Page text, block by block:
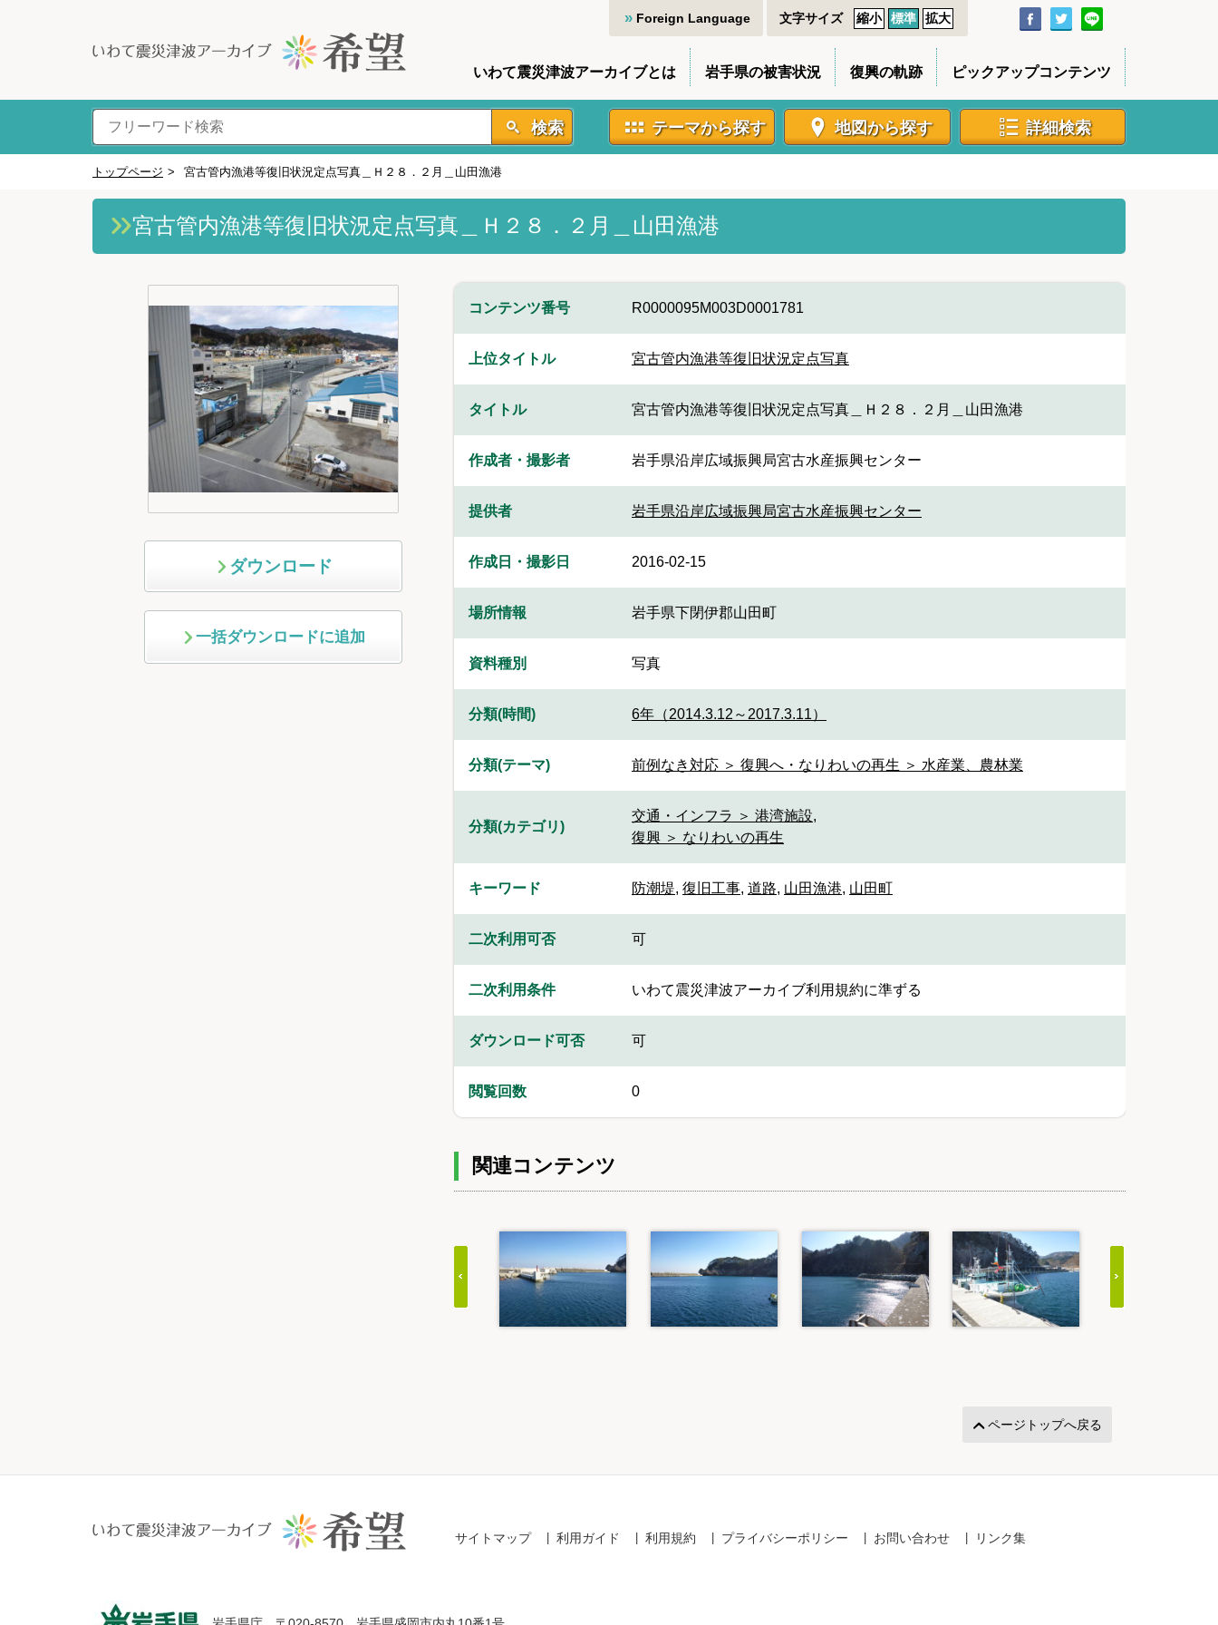
Foreign Language 文字サイズ 縮小 標準 拡大
いわて震災津波アーカイブとは 岩手県の被害状況 復興の軌跡 ピックアップコンテンツ
検索 テーマから探す 地図から探す 詳細検索
トップページ > 宮古管内漁港等復旧状況定点写真＿Ｈ２８．２月＿山田漁港
宮古管内漁港等復旧状況定点写真＿Ｈ２８．２月＿山田漁港
ダウンロード
一括ダウンロードに追加
コンテンツ番号 R0000095M003D0001781
上位タイトル 宮古管内漁港等復旧状況定点写真
タイトル 宮古管内漁港等復旧状況定点写真＿Ｈ２８．２月＿山田漁港
作成者・撮影者 岩手県沿岸広域振興局宮古水産振興センター
提供者 岩手県沿岸広域振興局宮古水産振興センター
作成日・撮影日 2016-02-15
場所情報 岩手県下閉伊郡山田町
資料種別 写真
分類(時間) 6年（2014.3.12～2017.3.11）
分類(テーマ) 前例なき対応 ＞ 復興へ・なりわいの再生 ＞ 水産業、農林業
分類(カテゴリ)
交通・インフラ ＞ 港湾施設,
復興 ＞ なりわいの再生
キーワード 防潮堤, 復旧工事, 道路, 山田漁港, 山田町
二次利用可否 可
二次利用条件 いわて震災津波アーカイブ利用規約に準ずる
ダウンロード可否 可
閲覧回数 0
関連コンテンツ
ページトップへ戻る
サイトマップ 利用ガイド 利用規約 プライバシーポリシー お問い合わせ リンク集